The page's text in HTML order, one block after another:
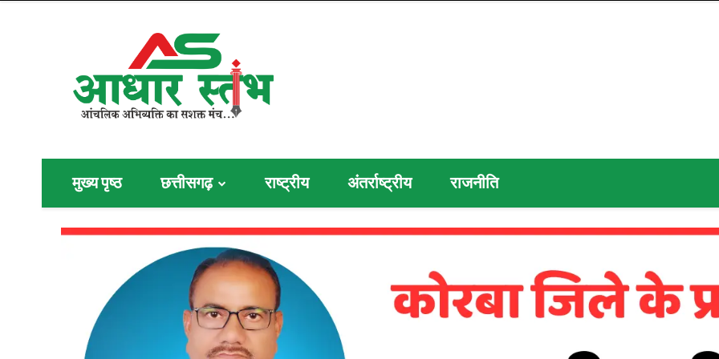
मुख्य पृष्ठ छत्तीसगढ़ राष्ट्रीय अंतर्राष्ट्रीय राजनीति